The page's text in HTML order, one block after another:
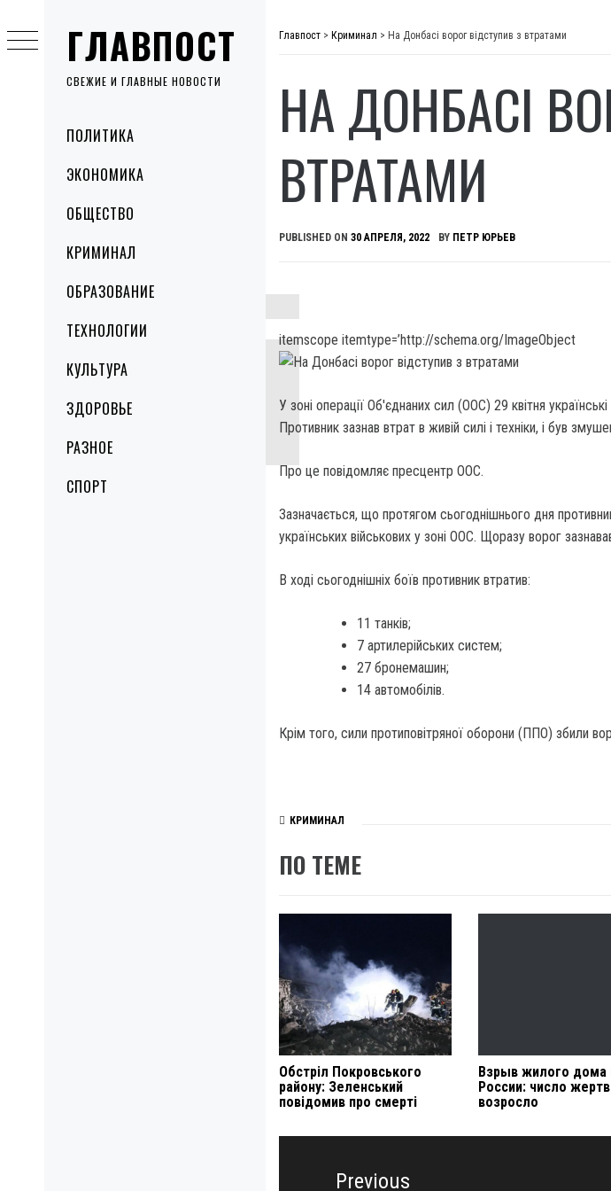
ГЛАВПОСТ
СВЕЖИЕ И ГЛАВНЫЕ НОВОСТИ
MenuПОЛИТИКА
ЭКОНОМИКА
ОБЩЕСТВО
КРИМИНАЛ
ОБРАЗОВАНИЕ
ТЕХНОЛОГИИ
КУЛЬТУРА
ЗДОРОВЬЕ
РАЗНОЕ
СПОРТ
to
content
Главпост > Криминал > На Донбасі ворог відступив з втратами
НА ДОНБАСІ
ВТРАТАМИ
PUBLISHED ON 30 АПРЕЛЯ, 2022 BY ПЕТР ЮРЬЕВ
itemscope itemtype=’http://schema.org/ImageObject
У зоні операції Об'єднаних сил (ООС) 29 квітня
Противник зазнав втрат в живій силі і техніки, і був
Про це повідомляє пресцентр ООС.
Зазначається, що протягом сьогоднішнього дня
українських військових у зоні ООС. Щоразу ворог
В ході сьогоднішніх боїв противник втратив:
11 танків;
7 артилерійських систем;
27 бронемашин;
14 автомобілів.
Крім того, сили протиповітряної оборони (ППО) збили
КРИМИНАЛ
ПО ТЕМЕ
Обстріл Покровського
району: Зеленський
повідомив про смерті
Взрыв жилого дома
России: число жертв
возросло
Навигация
Previous